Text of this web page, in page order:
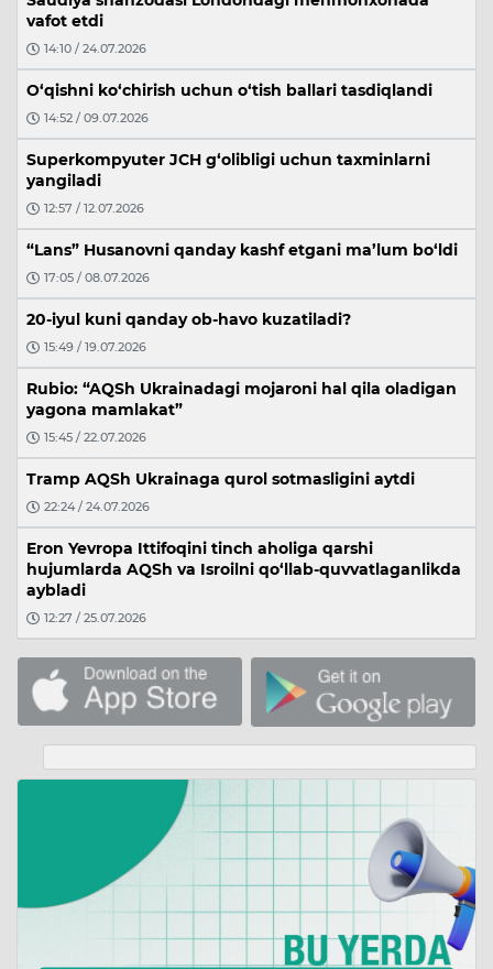
vafot etdi
14:10 / 24.07.2026
O‘qishni ko‘chirish uchun o‘tish ballari tasdiqlandi
14:52 / 09.07.2026
Superkompyuter JCH g‘olibligi uchun taxminlarni
yangiladi
12:57 / 12.07.2026
“Lans” Husanovni qanday kashf etgani ma’lum bo‘ldi
17:05 / 08.07.2026
20-iyul kuni qanday ob-havo kuzatiladi?
15:49 / 19.07.2026
Rubio: “AQSh Ukrainadagi mojaroni hal qila oladigan
yagona mamlakat”
15:45 / 22.07.2026
Tramp AQSh Ukrainaga qurol sotmasligini aytdi
22:24 / 24.07.2026
Eron Yevropa Ittifoqini tinch aholiga qarshi
hujumlarda AQSh va Isroilni qo‘llab-quvvatlaganlikda
aybladi
12:27 / 25.07.2026